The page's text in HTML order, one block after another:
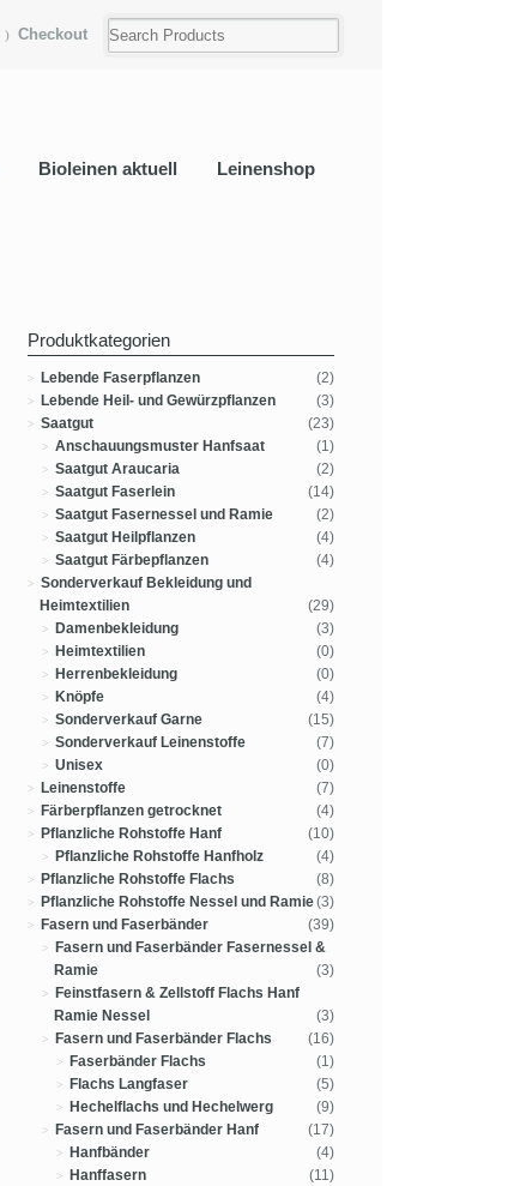
Checkout
Bioleinen aktuell Leinenshop
Produktkategorien
Lebende Faserpflanzen
(2)
Lebende Heil- und Gewürzpflanzen
(3)
Saatgut
(23)
Anschauungsmuster Hanfsaat
(1)
Saatgut Araucaria
(2)
Saatgut Faserlein
(14)
Saatgut Fasernessel und Ramie
(2)
Saatgut Heilpflanzen
(4)
Saatgut Färbepflanzen
(4)
Sonderverkauf Bekleidung und
Heimtextilien
(29)
Damenbekleidung
(3)
Heimtextilien
(0)
Herrenbekleidung
(0)
Knöpfe
(4)
Sonderverkauf Garne
(15)
Sonderverkauf Leinenstoffe
(7)
Unisex
(0)
Leinenstoffe
(7)
Färberpflanzen getrocknet
(4)
Pflanzliche Rohstoffe Hanf
(10)
Pflanzliche Rohstoffe Hanfholz
(4)
Pflanzliche Rohstoffe Flachs
(8)
Pflanzliche Rohstoffe Nessel und Ramie(3)
Fasern und Faserbänder
(39)
Fasern und Faserbänder Fasernessel &
Ramie
(3)
Feinstfasern & Zellstoff Flachs Hanf
Ramie Nessel
(3)
Fasern und Faserbänder Flachs
(16)
Faserbänder Flachs
(1)
Flachs Langfaser
(5)
Hechelflachs und Hechelwerg
(9)
Fasern und Faserbänder Hanf
(17)
Hanfbänder
(4)
Hanffasern
(11)